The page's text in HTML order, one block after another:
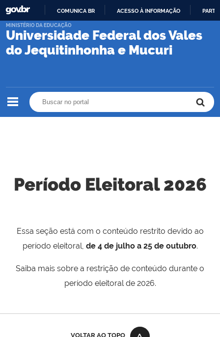
PARA
CONTEÚDO
COMUNICA BR ACESSO À INFORMAÇÃO
Universidade Federal dos Vales
do Jequitinhonha e Mucuri
MINISTÉRIO DA EDUCAÇÃO
Período Eleitoral 2026
Essa seção está com o conteúdo restrito devido ao
período eleitoral, de 4 de julho a 25 de outubro.
Saiba mais sobre a restrição de conteúdo durante o
período eleitoral de 2026.
VOLTAR AO TOPO